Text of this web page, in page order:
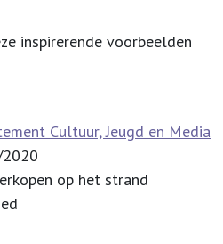
inspirerende voorbeelden
Cultuur, Jeugd en Media
op het strand